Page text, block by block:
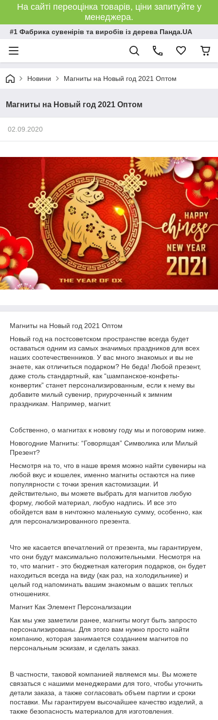
На сайті переоцінка товарів, ціни запитуйте у
менеджера.
#1 Фабрика сувенірів та виробів із дерева Панда.UA
Новини Магниты на Новый год 2021 Оптом
Магниты на Новый год 2021 Оптом
02.09.2020
Магниты на Новый год 2021 Оптом
Новый год на постсоветском пространстве всегда будет
оставаться одним из самых значимых праздников для всех
наших соотечественников. У вас много знакомых и вы не
знаете, как отличиться подарком? Не беда! Любой презент,
даже столь стандартный, как “шампанское-конфеты-
конвертик” станет персонализированным, если к нему вы
добавите милый сувенир, приуроченный к зимним
праздникам. Например, магнит.
Собственно, о магнитах к новому году мы и поговорим ниже.
Новогодние Магниты: “Говорящая” Символика или Милый
Презент?
Несмотря на то, что в наше время можно найти сувениры на
любой вкус и кошелек, именно магниты остаются на пике
популярности с точки зрения кастомизации. И
действительно, вы можете выбрать для магнитов любую
форму, любой материал, любую надпись. И все это
обойдется вам в ничтожно маленькую сумму, особенно, как
для персонализированного презента.
Что же касается впечатлений от презента, мы гарантируем,
что они будут максимально положительными. Несмотря на
то, что магнит - это бюджетная категория подарков, он будет
находиться всегда на виду (как раз, на холодильнике) и
целый год напоминать вашим знакомым о ваших теплых
отношениях.
Магнит Как Элемент Персонализации
Как мы уже заметили ранее, магниты могут быть запросто
персонализированы. Для этого вам нужно просто найти
компанию, которая занимается созданием магнитов по
персональным эскизам, и сделать заказ.
В частности, таковой компанией являемся мы. Вы можете
связаться с нашими менеджерами для того, чтобы уточнить
детали заказа, а также согласовать объем партии и сроки
поставки. Мы гарантируем высочайшее качество изделий, а
также безопасность материалов для изготовления.